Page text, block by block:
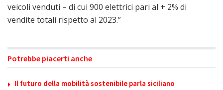
veicoli venduti – di cui 900 elettrici pari al + 2% di
vendite totali rispetto al 2023.”
Potrebbe piacerti anche
Il futuro della mobilità sostenibile parla siciliano